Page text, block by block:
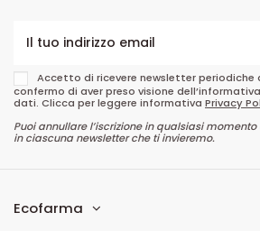
Accetto di ricevere newsletter periodiche
confermo di aver preso visione
dati. Clicca per leggere informativa Privacy
Puoi annullare l’iscrizione in qualsiasi
in ciascuna newsletter che ti invieremo.
Ecofarma